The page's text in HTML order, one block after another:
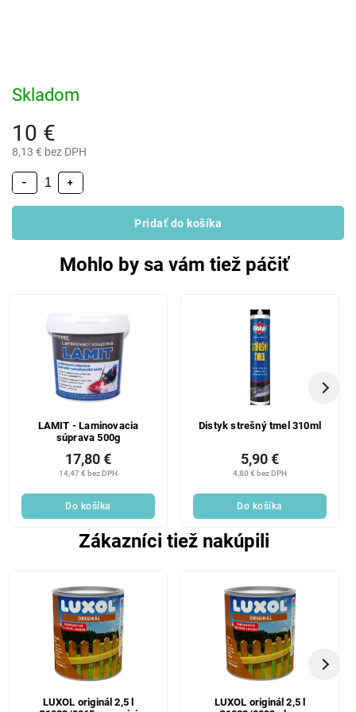
10 €
8,13 € bez DPH
Skladom
+
−
Pridať do košíka
Mohlo by sa vám tiež páčiť
LAMIT - Laminovacia
súprava 500g
14,47 € bez DPH
17,80 €
Do košíka
Distyk strešný tmel 310ml
4,80 € bez DPH
5,90 €
Do košíka
Zákazníci tiež nakúpili
LUXOL originál 2,5 l
LUXOL originál 2,5 l